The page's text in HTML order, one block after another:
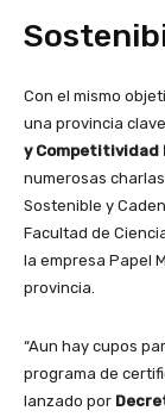
Con el mismo
una provincia
y Competitividad
numerosas
Sostenible y
Facultad de
la empresa Papel
provincia.
“Aun hay cupos
programa de
lanzado por